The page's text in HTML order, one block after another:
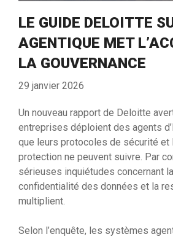
LE GUIDE DELOITTE
AGENTIQUE MET
LA GOUVERNANCE
29 janvier 2026
Un nouveau rapport de Deloitte
entreprises déploient des agents
que leurs protocoles de sécurité et
protection ne peuvent suivre. Par
sérieuses inquiétudes concernant
confidentialité des données et la
multiplient.
Selon l’enquête, les systèmes